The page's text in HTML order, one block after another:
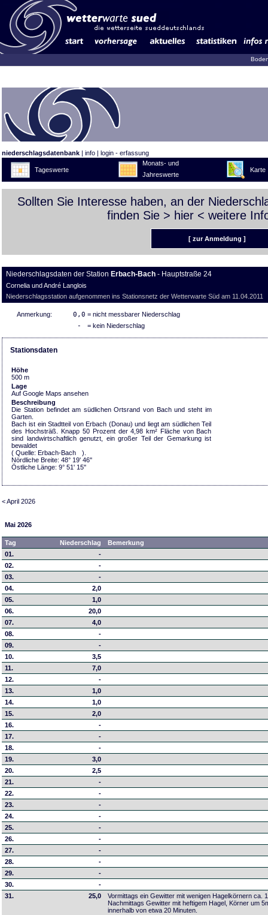
niederschlagsdatenbank | info | login - erfassung
Tageswerte
Monats- und
Jahreswerte
Karte
Sollten Sie Interesse haben, an der
finden Sie > hier < weitere
[ zur Anmeldung ]
Niederschlagsdaten der Station Erbach-Bach - Hauptstraße 24
Cornelia und André Langlois
Niederschlagsstation aufgenommen ins Stationsnetz der Wetterwarte Süd am 11.04.2011
Anmerkung: 0,0 = nicht messbarer Niederschlag
- = kein Niederschlag
Stationsdaten
Höhe
500 m
Lage
Auf Google Maps ansehen
Beschreibung
Die Station befindet am südlichen Ortsrand von Bach und steht im
Garten.
Bach ist ein Stadtteil von Erbach (Donau) und liegt am südlichen Teil
des Hochsträß. Knapp 50 Prozent der 4,98 km² Fläche von Bach
sind landwirtschaftlich genutzt, ein großer Teil der Gemarkung ist
bewaldet
( Quelle:Erbach-Bach
).
Nördliche Breite: 48° 19' 46''
Östliche Länge: 9° 51' 15''
< April 2026
Mai 2026
Tag Niederschlag
Bemerkung
01.
-
02.
-
03.
-
04.
2,0
05.
1,0
06.
20,0
07.
4,0
08.
-
09.
-
10.
3,5
11.
7,0
12.
-
13.
1,0
14.
1,0
15.
2,0
16.
-
17.
-
18.
-
19.
3,0
20.
2,5
21.
-
22.
-
23.
-
24.
-
25.
-
26.
-
27.
-
28.
-
29.
-
30.
-
31.
25,0
Vormittags ein Gewitter mit wenigen Hagelkörnern ca.
Nachmittags Gewitter mit heftigem Hagel, Körner um
innerhalb von etwa 20 Minuten.